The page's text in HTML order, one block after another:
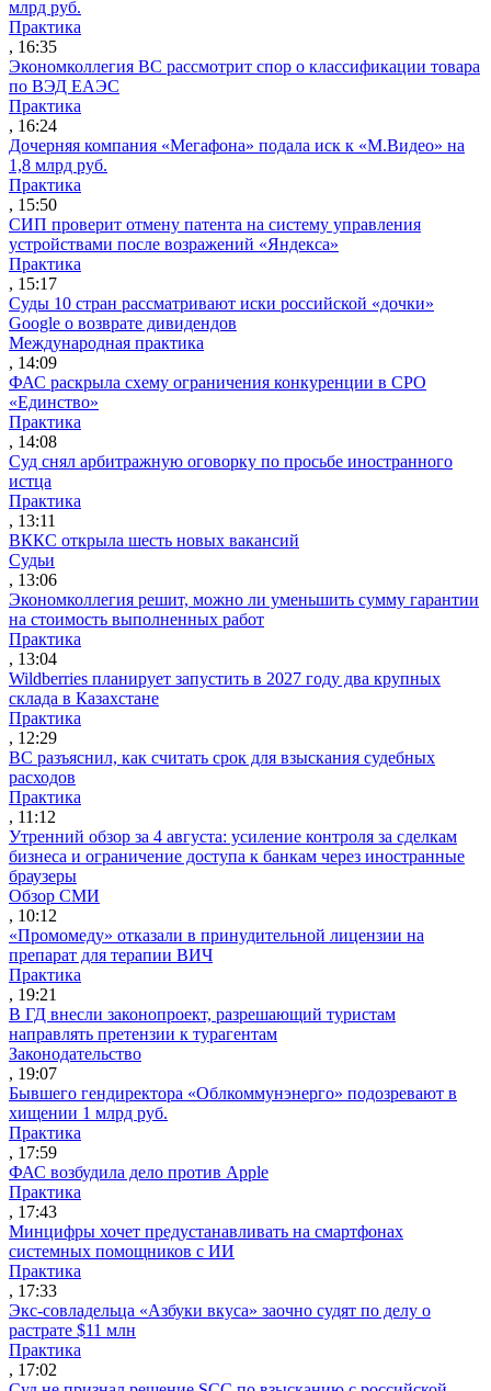
млрд руб.
Практика
, 16:35
Экономколлегия ВС рассмотрит спор о классификации товара
по ВЭД ЕАЭС
Практика
, 16:24
Дочерняя компания «Мегафона» подала иск к «М.Видео» на
1,8 млрд руб.
Практика
, 15:50
СИП проверит отмену патента на систему управления
устройствами после возражений «Яндекса»
Практика
, 15:17
Суды 10 стран рассматривают иски российской «дочки»
Google о возврате дивидендов
Международная практика
, 14:09
ФАС раскрыла схему ограничения конкуренции в СРО
«Единство»
Практика
, 14:08
Суд снял арбитражную оговорку по просьбе иностранного
истца
Практика
, 13:11
ВККС открыла шесть новых вакансий
Судьи
, 13:06
Экономколлегия решит, можно ли уменьшить сумму гарантии
на стоимость выполненных работ
Практика
, 13:04
Wildberries планирует запустить в 2027 году два крупных
склада в Казахстане
Практика
, 12:29
ВС разъяснил, как считать срок для взыскания судебных
расходов
Практика
, 11:12
Утренний обзор за 4 августа: усиление контроля за сделкам
бизнеса и ограничение доступа к банкам через иностранные
браузеры
Обзор СМИ
, 10:12
«Промомеду» отказали в принудительной лицензии на
препарат для терапии ВИЧ
Практика
, 19:21
В ГД внесли законопроект, разрешающий туристам
направлять претензии к турагентам
Законодательство
, 19:07
Бывшего гендиректора «Облкоммунэнерго» подозревают в
хищении 1 млрд руб.
Практика
, 17:59
ФАС возбудила дело против Apple
Практика
, 17:43
Минцифры хочет предустанавливать на смартфонах
системных помощников с ИИ
Практика
, 17:33
Экс-совладельца «Азбуки вкуса» заочно судят по делу о
растрате $11 млн
Практика
, 17:02